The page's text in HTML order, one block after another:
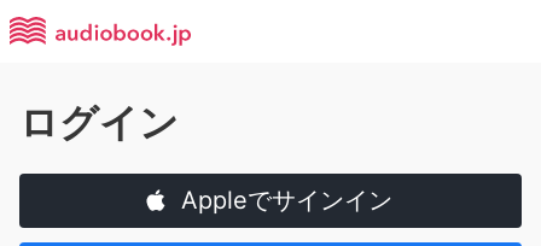
ログイン
Appleでサインイン